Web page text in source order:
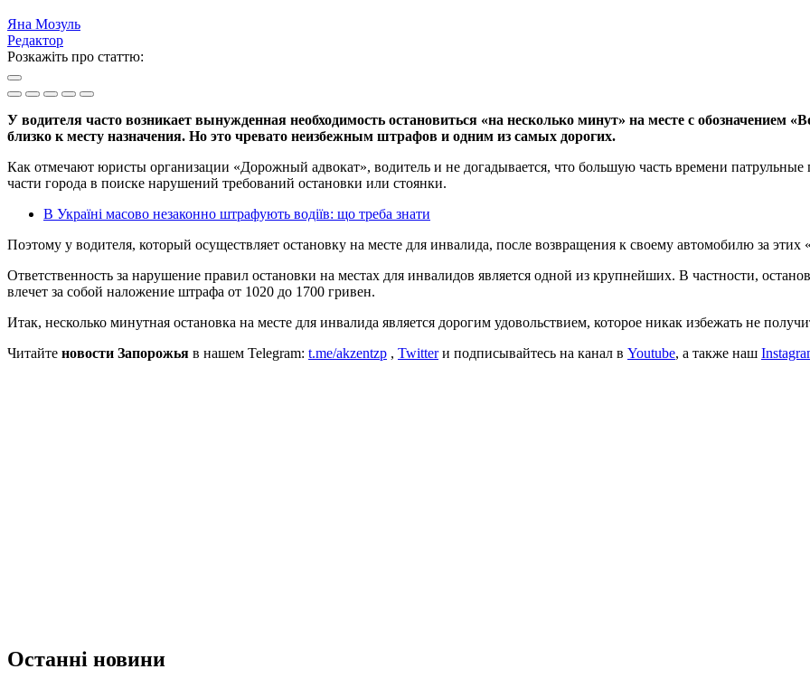
Яна Мозуль
Редактор
Розкажіть про статтю:
У водителя часто возникает вынужденная необходимость остановиться «на несколько минут» на месте с обозначением
близко к месту назначения. Но это чревато неизбежным штрафов и одним из самых дорогих.
Как отмечают юристы организации «Дорожный адвокат», водитель и не догадывается, что большую часть времени
части города в поиске нарушений требований остановки или стоянки.
В Україні масово незаконно штрафують водіїв: що треба знати
Поэтому у водителя, который осуществляет остановку на месте для инвалида, после возвращения к своему автомобилю за
Ответственность за нарушение правил остановки на местах для инвалидов является одной из крупнейших. В частности,
влечет за собой наложение штрафа от 1020 до 1700 гривен.
Итак, несколько минутная остановка на месте для инвалида является дорогим удовольствием, которое никак избежать не
Читайте новости Запорожья в нашем Telegram: t.me/akzentzp , Twitterи подписывайтесь на канал в Youtube, а также наш
Останні новини